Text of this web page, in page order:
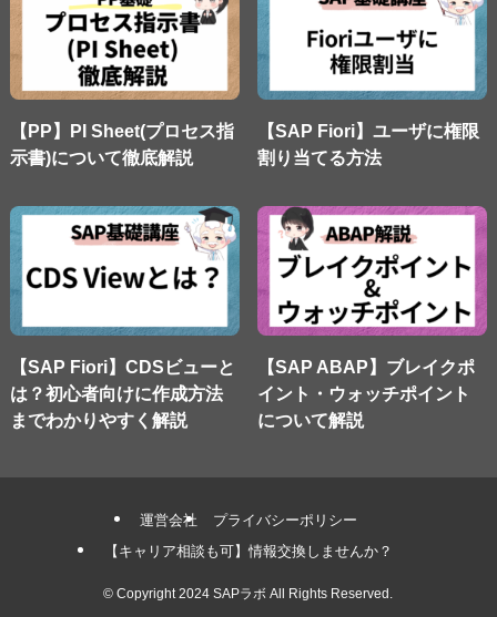
【PP】PI Sheet(プロセス指
示書)について徹底解説
【SAP Fiori】ユーザに権限
割り当てる方法
【SAP Fiori】CDSビューと
は？初心者向けに作成方法
までわかりやすく解説
【SAP ABAP】ブレイクポ
イント・ウォッチポイント
について解説
運営会社
プライバシーポリシー
【キャリア相談も可】情報交換しませんか？
© Copyright 2024 SAPラボ All Rights Reserved.